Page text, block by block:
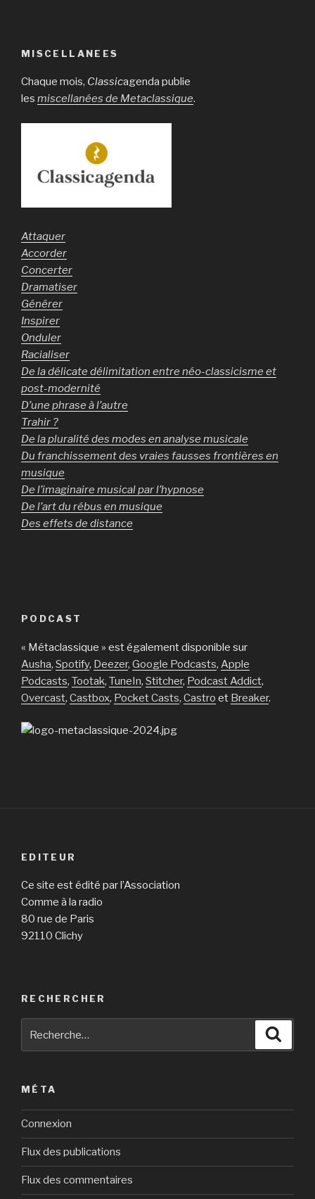
MISCELLANEES
Chaque mois, Classicagenda publie
les miscellanées de Metaclassique.
Attaquer
Accorder
Concerter
Dramatiser
Générer
Inspirer
Onduler
Racialiser
De la délicate délimitation entre néo-classicisme et
post-modernité
D’une phrase à l’autre
Trahir ?
De la pluralité des modes en analyse musicale
Du franchissement des vraies fausses frontières en
musique
De l’imaginaire musical par l’hypnose
De l’art du rébus en musique
Des effets de distance
PODCAST
« Métaclassique » est également disponible sur
Ausha, Spotify, Deezer, Google Podcasts, Apple
Podcasts, Tootak, TuneIn, Stitcher, Podcast Addict,
Overcast, Castbox, Pocket Casts, Castro et Breaker.
EDITEUR
Ce site est édité par l’Association
Comme à la radio
80 rue de Paris
92110 Clichy
RECHERCHER
MÉTA
Connexion
Flux des publications
Flux des commentaires